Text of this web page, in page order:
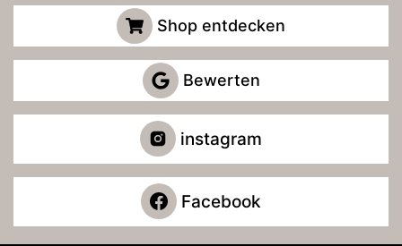
Shop entdecken
Bewerten
instagram
Facebook